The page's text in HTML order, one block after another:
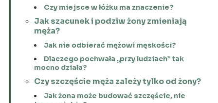
Czy miejsce w łóżku ma znaczenie?
Jak szacunek i podziw żony zmieniają
męża?
Jak nie odbierać mężowi męskości?
Dlaczego pochwała „przy ludziach” tak
mocno działa?
Czy szczęście męża zależy tylko od żony?
Jak żona może budować szczęście, nie